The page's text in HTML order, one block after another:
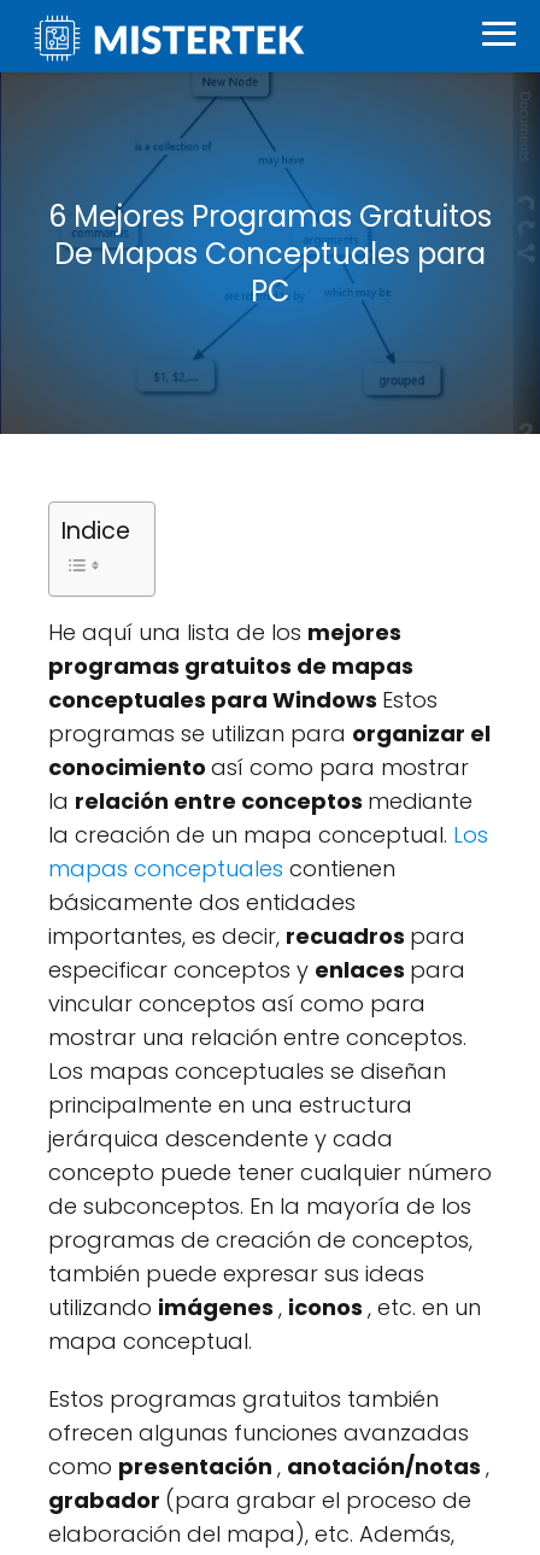
6 Mejores Programas Gratuitos
De Mapas Conceptuales para
PC
Indice
He aquí una lista de los mejores
programas gratuitos de mapas
conceptuales para Windows Estos
programas se utilizan para organizar el
conocimiento así como para mostrar
la relación entre conceptos mediante
la creación de un mapa conceptual. Los
mapas conceptuales contienen
básicamente dos entidades
importantes, es decir, recuadros para
especificar conceptos y enlaces para
vincular conceptos así como para
mostrar una relación entre conceptos.
Los mapas conceptuales se diseñan
principalmente en una estructura
jerárquica descendente y cada
concepto puede tener cualquier número
de subconceptos. En la mayoría de los
programas de creación de conceptos,
también puede expresar sus ideas
utilizando imágenes , iconos , etc. en un
mapa conceptual.
Estos programas gratuitos también
ofrecen algunas funciones avanzadas
como presentación , anotación/notas ,
grabador (para grabar el proceso de
elaboración del mapa), etc. Además,